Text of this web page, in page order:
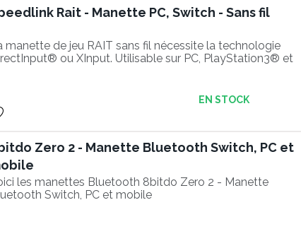
Rait - Manette PC, Switch - Sans fil
manette de jeu RAIT sans fil nécessite la technologie
ou XInput. Utilisable sur PC, PlayStation3® et
EN STOCK
Zero 2 - Manette Bluetooth Switch, PC et
les manettes Bluetooth 8bitdo Zero 2 - Manette
Switch, PC et mobile